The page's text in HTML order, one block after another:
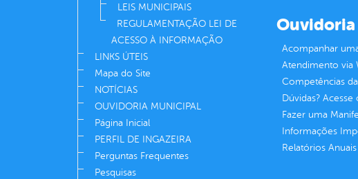
LEIS MUNICIPAIS
REGULAMENTAÇÃO LEI DE
ACESSO À INFORMAÇÃO
LINKS ÚTEIS
Mapa do Site
NOTÍCIAS
OUVIDORIA MUNICIPAL
Página Inicial
PERFIL DE INGAZEIRA
Perguntas Frequentes
Pesquisas
Ouvidoria
Acompanhar
Atendimento via
Competências
Dúvidas? Acesse
Fazer uma
Informações
Relatórios Anuais